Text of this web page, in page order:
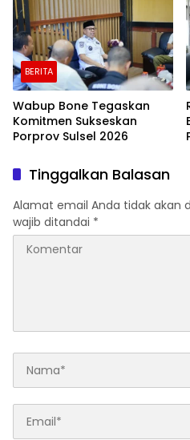
BERITA
Wabup Bone Tegaskan
Komitmen Sukseskan
Porprov Sulsel 2026
Tinggalkan Balasan
Alamat email Anda tidak akan
wajib ditandai *